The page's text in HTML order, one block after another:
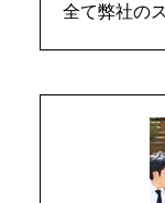
全て弊社の